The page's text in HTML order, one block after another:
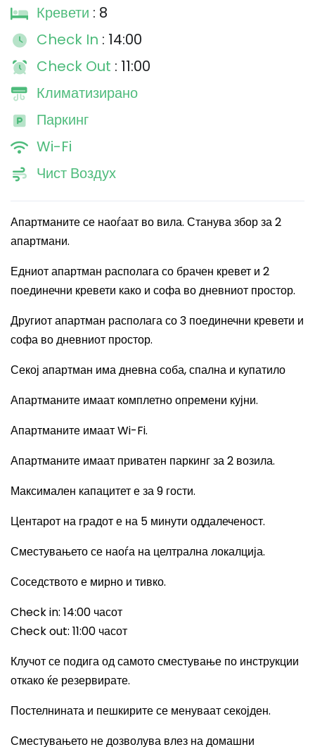
Кревети : 8
Check In : 14:00
Check Out : 11:00
Климатизирано
Паркинг
Wi-Fi
Чист Воздух
Апартманите се наоѓаат во вила. Станува збор за 2
апартмани.
Едниот апартман располага со брачен кревет и 2
поединечни кревети како и софа во дневниот простор.
Другиот апартман располага со 3 поединечни кревети и
софа во дневниот простор.
Секој апартман има дневна соба, спална и купатило
Апартманите имаат комплетно опремени кујни.
Апартманите имаатWi-Fi.
Апартманите имаат приватен паркинг за 2 возила.
Максимален капацитет е за 9 гости.
Центарот на градот е на 5 минути оддалеченост.
Сместувањето се наоѓа на целтрална локалција.
Соседството е мирно и тивко.
Check in: 14:00 часот
Check out: 11:00 часот
Клучот се подига од самото сместување по инструкции
откако ќе резервирате.
Постелнината и пешкирите се менуваат секојден.
Сместувањето не дозволува влез на домашни